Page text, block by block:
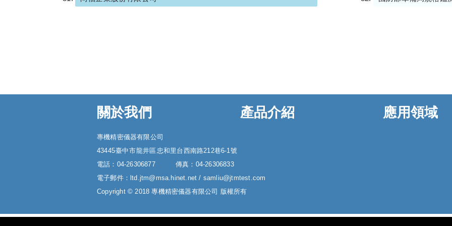
關於我們 產品介紹 應用領域
專機精密儀器有限公司
43445臺中市龍井區 忠和里台西南路212巷6-1號
電話： 04-26306877 傳真： 04-26306833
電子郵件： ltd.jtm@msa.hinet.net/ samliu@jtmtest.com
Copyright © 2018 專機精密儀器有限公司 版權所有